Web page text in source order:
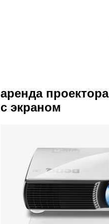
аренда проектора
с экраном